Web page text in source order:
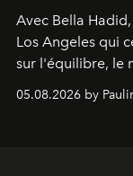
Avec Bella
Los Angeles qui
sur l'équilibre, le
05.08.2026 by